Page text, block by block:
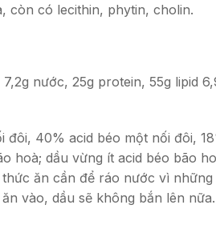
còn có lecithin, phytin, cholin.
nước, 25g protein, 55g lipid
40% acid béo một nối đôi,
hoà; dầu vừng ít acid béo bão
ăn cần để ráo nước vì
vào, dầu sẽ không bắn lên